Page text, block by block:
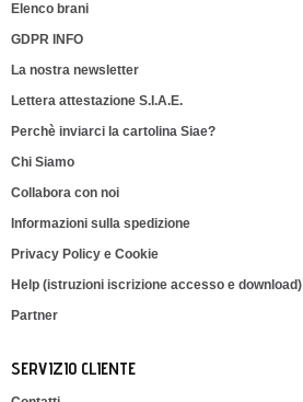
Elenco brani
GDPR INFO
La nostra newsletter
Lettera attestazione S.I.A.E.
Perchè inviarci la cartolina Siae?
Chi Siamo
Collabora con noi
Informazioni sulla spedizione
Privacy Policy e Cookie
Help (istruzioni iscrizione accesso e download)
Partner
SERVIZIO CLIENTE